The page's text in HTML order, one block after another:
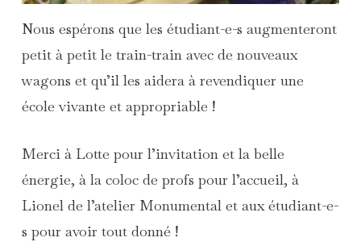
Nous espérons que les étudiant-e-s augmenteront
petit à petit le train-train avec de nouveaux
wagons et qu’il les aidera à revendiquer une
école vivante et appropriable !
Merci à Lotte pour l’invitation et la belle
énergie, à la coloc de profs pour l’accueil, à
Lionel de l’atelier Monumental et aux étudiant-e-
s pour avoir tout donné !